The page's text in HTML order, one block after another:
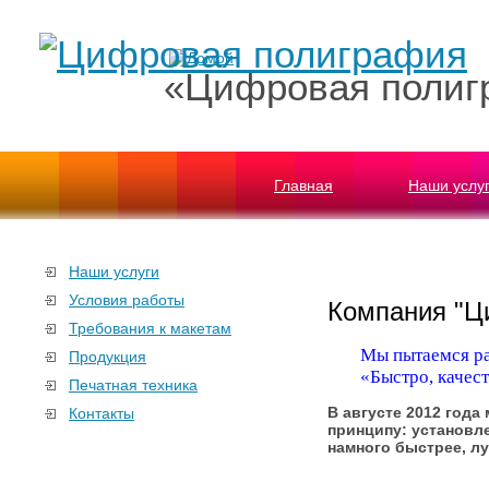
«Цифровая
Главная Наши
Наши услуги
Условия работы
Требования к макетам
Продукция
Печатная техника
Контакты
Компания
Мы пытаемся
«Быстро,
В августе 2012
принципу:
намного быстрее,